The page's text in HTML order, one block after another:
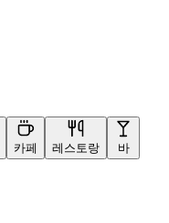
카페 레스토랑 바